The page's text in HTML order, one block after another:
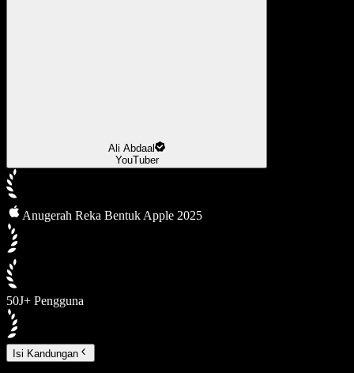
Ali Abdaal
YouTuber
Anugerah Reka Bentuk Apple 2025
50J+ Pengguna
Isi Kandungan